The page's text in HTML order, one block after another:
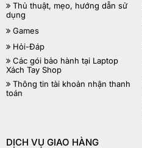
Thủ thuật, mẹo, hướng dẫn sử
dụng
Games
Hỏi-Đáp
Các gói bảo hành tại Laptop
Xách Tay Shop
Thông tin tài khoản nhận thanh
toán
DỊCH VỤ GIAO HÀNG